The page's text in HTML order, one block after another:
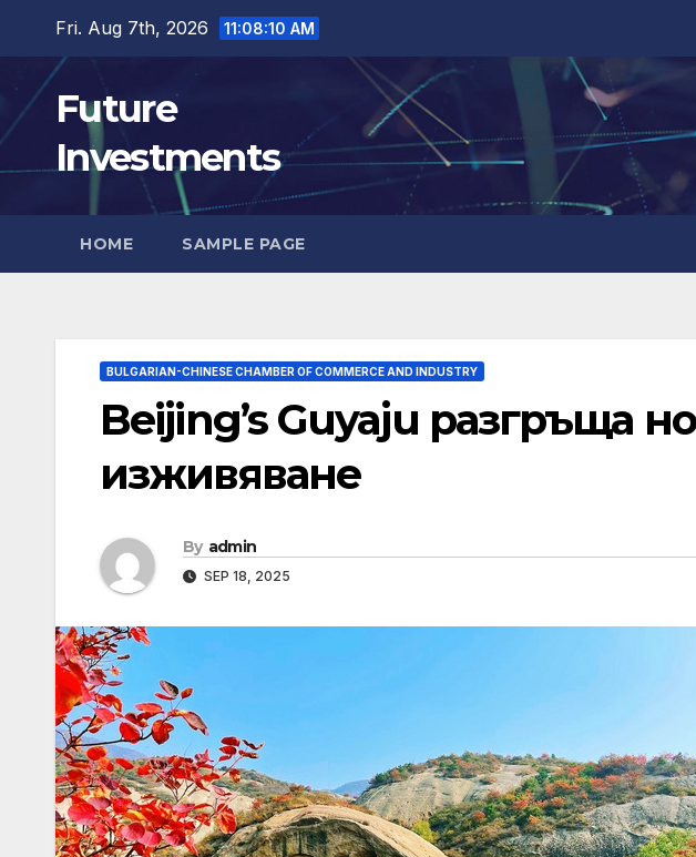
content
Fri. Aug 7th, 2026 11:08:11 AM
Future
Investments
HOME SAMPLE PAGE
BULGARIAN-CHINESE CHAMBER OF COMMERCE AND INDUSTRY
Beijing’s Guyaju разгръща
изживяване
By admin
SEP 18, 2025